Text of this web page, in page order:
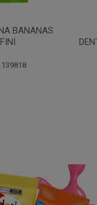
BANANAS